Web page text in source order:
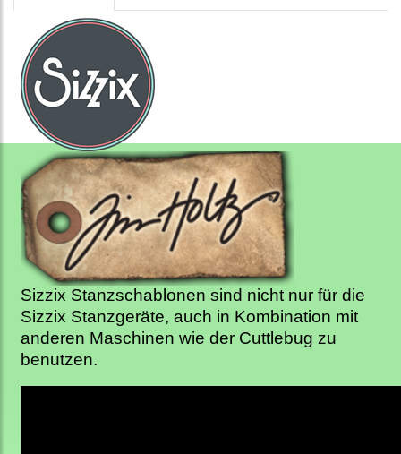
Sizzix Stanzschablonen sind nicht nur für die
Sizzix Stanzgeräte, auch in Kombination mit
anderen Maschinen wie der Cuttlebug zu
benutzen.